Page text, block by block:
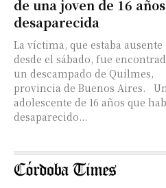
de una joven de 16 años
desaparecida
La víctima, que estaba ausente
desde el sábado, fue
un descampado de Quilmes,
provincia de Buenos Aires.
adolescente de 16 años que
desaparecido...